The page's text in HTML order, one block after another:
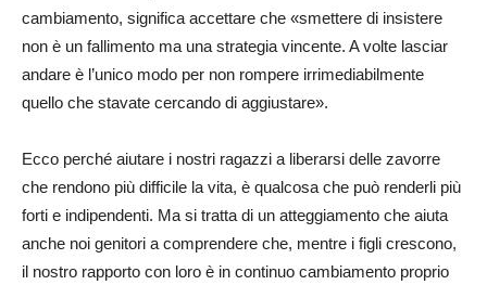
cambiamento, significa accettare che «smettere di insistere
non è un fallimento ma una strategia vincente. A volte lasciar
andare è l’unico modo per non rompere irrimediabilmente
quello che stavate cercando di aggiustare».
Ecco perché aiutare i nostri ragazzi a liberarsi delle zavorre
che rendono più difficile la vita, è qualcosa che può renderli più
forti e indipendenti. Ma si tratta di un atteggiamento che aiuta
anche noi genitori a comprendere che, mentre i figli crescono,
il nostro rapporto con loro è in continuo cambiamento proprio